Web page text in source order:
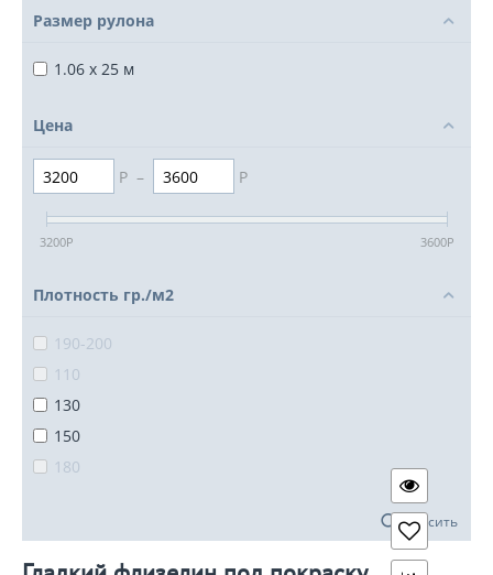
Размер рулона
1.06 x 25 м
Цена
Р – Р
3200Р 3600Р
Плотность гр./м2
190-200
110
130
150
180
Сбросить